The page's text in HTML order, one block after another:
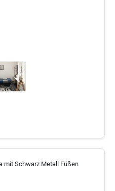
mit Schwarz Metall Füßen